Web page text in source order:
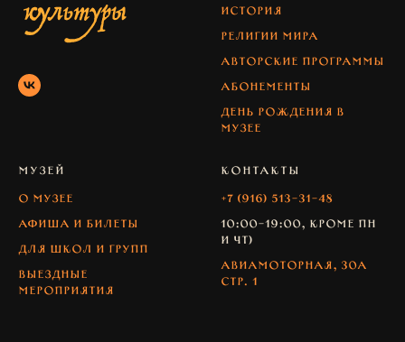
История
Религии мира
Авторские программы
абонементы
день рождения в
музее
МУЗЕЙ
О музее
Афиша и билеты
Для школ и групп
Выездные
мероприятия
КОНТАКТЫ
+7 (916) 513-31-48
10:00-19:00, кроме Пн
и Чт)
Авиамоторная, 30А
стр. 1